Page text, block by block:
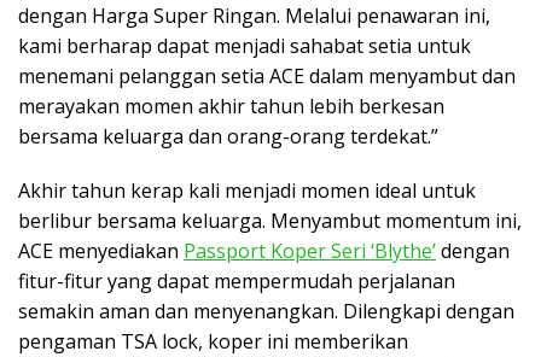
dengan Harga Super Ringan. Melalui penawaran ini,
kami berharap dapat menjadi sahabat setia untuk
menemani pelanggan setia ACE dalam menyambut dan
merayakan momen akhir tahun lebih berkesan
bersama keluarga dan orang-orang terdekat.”
Akhir tahun kerap kali menjadi momen ideal untuk
berlibur bersama keluarga. Menyambut momentum ini,
ACE menyediakan Passport Koper Seri ‘Blythe’dengan
fitur-fitur yang dapat mempermudah perjalanan
semakin aman dan menyenangkan. Dilengkapi dengan
pengaman TSA lock, koper ini memberikan